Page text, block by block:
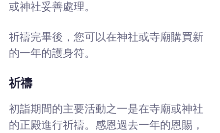
或神社妥善處理。
祈禱完畢後，您可以在神社或寺廟購買新
的一年的護身符。
祈禱
初詣期間的主要活動之一是在寺廟或神社
的正殿進行祈禱。感恩過去一年的恩賜，